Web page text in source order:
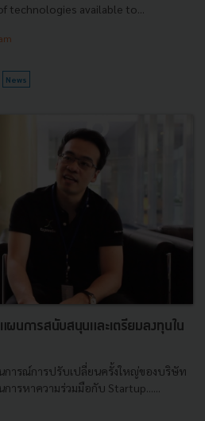
technologies available to...
News
นการสนับสนุนและเตรียมลงทุนใน
การณ์การปรับเปลี่ยนครั้งใหญ่ของบริษัท
ารหาความร่วมมือกับ Startup......